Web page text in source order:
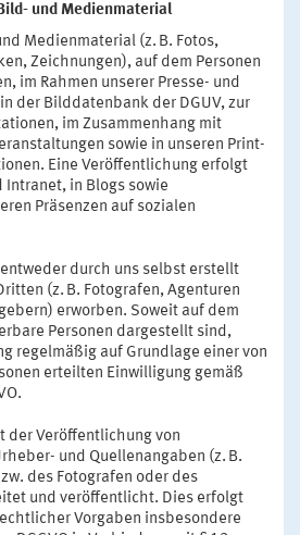
und Medienmaterial
Medienmaterial (z. B. Fotos,
Zeichnungen), auf dem Personen
im Rahmen unserer Presse- und
der Bilddatenbank der DGUV, zur
im Zusammenhang mit
sowie in unseren Print-
Eine Veröffentlichung erfolgt
in Blogs sowie
Präsenzen auf sozialen
durch uns selbst erstellt
(z. B. Fotografen, Agenturen
erworben. Soweit auf dem
Personen dargestellt sind,
regelmäßig auf Grundlage einer von
erteilten Einwilligung gemäß
der Veröffentlichung von
und Quellenangaben (z. B.
des Fotografen oder des
und veröffentlicht. Dies erfolgt
Vorgaben insbesondere